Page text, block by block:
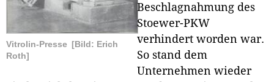
Vitrolin-Presse [Bild: Erich
Roth]
Beschlagnahmung des
Stoewer-PKW
verhindert worden war.
So stand dem
Unternehmen wieder